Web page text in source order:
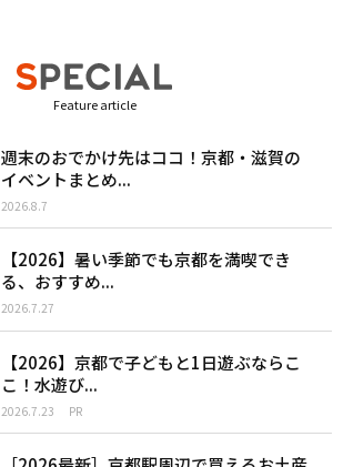
Feature article
週末のおでかけ先はココ！京都・滋賀の
イベントまとめ...
2026.8.7
【2026】暑い季節でも京都を満喫でき
る、おすすめ...
2026.7.27
【2026】京都で子どもと1日遊ぶならこ
こ！水遊び...
2026.7.23 PR